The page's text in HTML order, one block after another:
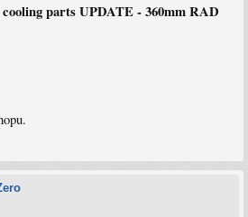
parts UPDATE - 360mm RAD